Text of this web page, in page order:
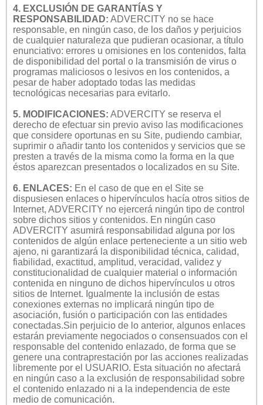
4. EXCLUSIÓN DE GARANTÍAS Y
RESPONSABILIDAD: ADVERCITY no se hace
responsable, en ningún caso, de los daños y perjuicios
de cualquier naturaleza que pudieran ocasionar, a título
enunciativo: errores u omisiones en los contenidos, falta
de disponibilidad del portal o la transmisión de virus o
programas maliciosos o lesivos en los contenidos, a
pesar de haber adoptado todas las medidas
tecnológicas necesarias para evitarlo.
5. MODIFICACIONES: ADVERCITY se reserva el
derecho de efectuar sin previo aviso las modificaciones
que considere oportunas en su Site, pudiendo cambiar,
suprimir o añadir tanto los contenidos y servicios que se
presten a través de la misma como la forma en la que
éstos aparezcan presentados o localizados en su Site.
6. ENLACES: En el caso de que en el Site se
dispusiesen enlaces o hipervínculos hacía otros sitios de
Internet, ADVERCITY no ejercerá ningún tipo de control
sobre dichos sitios y contenidos. En ningún caso
ADVERCITY asumirá responsabilidad alguna por los
contenidos de algún enlace perteneciente a un sitio web
ajeno, ni garantizará la disponibilidad técnica, calidad,
fiabilidad, exactitud, amplitud, veracidad, validez y
constitucionalidad de cualquier material o información
contenida en ninguno de dichos hipervínculos u otros
sitios de Internet. Igualmente la inclusión de estas
conexiones externas no implicará ningún tipo de
asociación, fusión o participación con las entidades
conectadas.Sin perjuicio de lo anterior, algunos enlaces
estarán previamente negociados o consensuados con el
responsable del contenido enlazado, de forma que se
genere una contraprestación por las acciones realizadas
libremente por el USUARIO. Esta situación no afectará
en ningún caso a la exclusión de responsabilidad sobre
el contenido enlazado ni a la independencia de este
medio de comunicación.